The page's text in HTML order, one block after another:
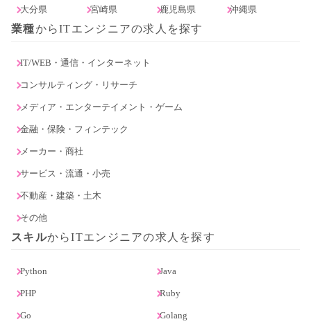
大分県 宮崎県 鹿児島県 沖縄県
業種からITエンジニアの求人を探す
IT/WEB・通信・インターネット
コンサルティング・リサーチ
メディア・エンターテイメント・ゲーム
金融・保険・フィンテック
メーカー・商社
サービス・流通・小売
不動産・建築・土木
その他
スキルからITエンジニアの求人を探す
Python Java
PHP Ruby
Go Golang